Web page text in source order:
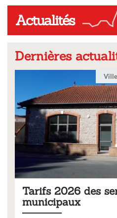
Actualités
Dernières
Ville
Tarifs 2026 des
municipaux